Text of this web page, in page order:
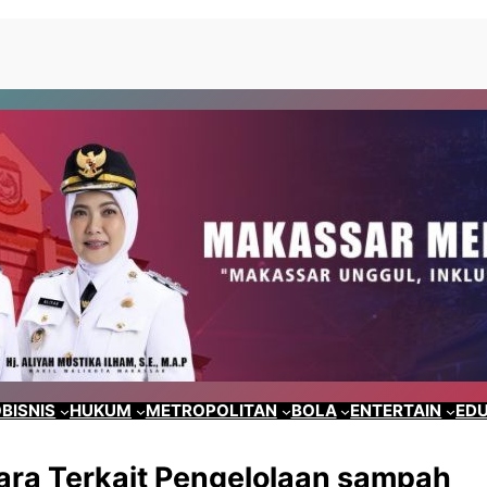
HUKUM METROPOLITAN BOLA ENTERTAIN
Terkait Pengelolaan sampah